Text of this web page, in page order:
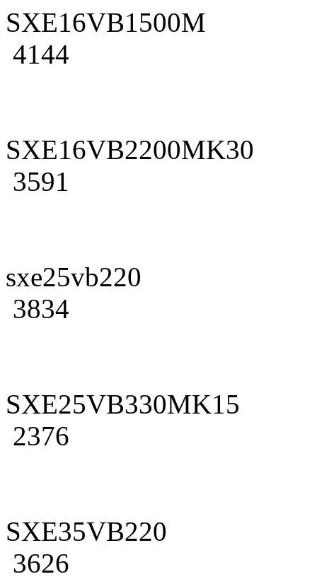
SXE16VB1500M
4144
SXE16VB2200MK30
3591
sxe25vb220
3834
SXE25VB330MK15
2376
SXE35VB220
3626